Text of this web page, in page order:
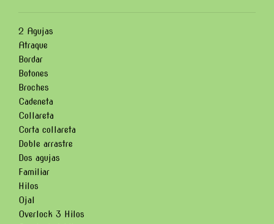
2 Agujas
Atraque
Bordar
Botones
Broches
Cadeneta
Collareta
Corta collareta
Doble arrastre
Dos agujas
Familiar
Hilos
Ojal
Overlock 3 Hilos